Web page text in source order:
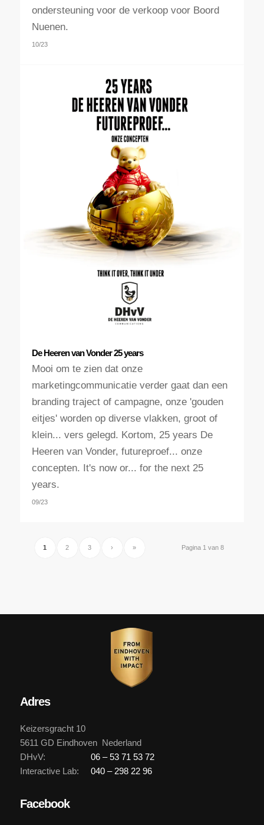
ondersteuning voor de verkoop voor Boord
Nuenen.
10/23
De Heeren van Vonder 25 years
Mooi om te zien dat onze
marketingcommunicatie verder gaat dan een
branding traject of campagne, onze 'gouden
eitjes' worden op diverse vlakken, groot of
klein... vers gelegd. Kortom, 25 years De
Heeren van Vonder, futureproef... onze
concepten. It's now or... for the next 25
years.
09/23
Pagina 1 van 8
1 2 3 › »
Adres
Keizersgracht 10
5611 GD Eindhoven Nederland
DHvV:
06 – 53 71 53 72
Interactive Lab:
040 – 298 22 96
Facebook